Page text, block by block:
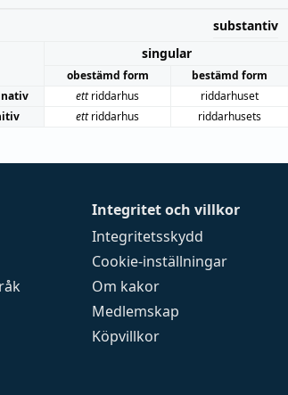
substantiv
singular
obestämd form bestämd form
ettriddarhus riddarhuset
ettriddarhus riddarhusets
Integritet och villkor
Integritetsskydd
Cookie-inställningar
Om kakor
Medlemskap
Köpvillkor